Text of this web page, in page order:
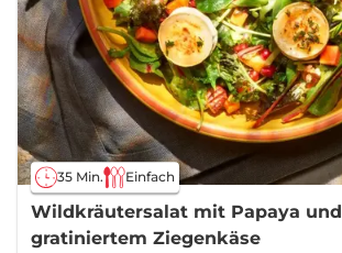
35 Min. Einfach
Wildkräutersalat mit Papaya und
gratiniertem Ziegenkäse